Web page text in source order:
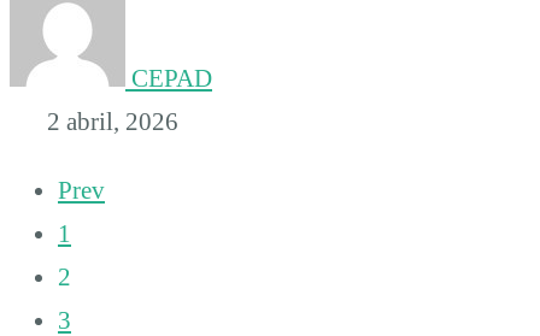
CEPAD
2 abril, 2026
Prev
1
2
3